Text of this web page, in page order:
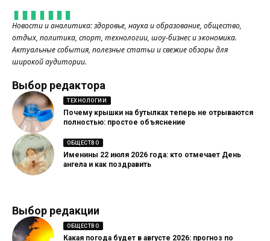
Новости и аналитика: здоровье, наука и образование, общество,
отдых, политика, спорт, технологии, шоу-бизнес и экономика.
Актуальные события, полезные статьи и свежие обзоры для
широкой аудитории.
Выбор редактора
ТЕХНОЛОГИИ
Почему крышки на бутылках теперь не отрываются
полностью: простое объяснение
ОБЩЕСТВО
Именины 22 июля 2026 года: кто отмечает День
ангела и как поздравить
Выбор редакции
ОБЩЕСТВО
Какая погода будет в августе 2026: прогноз по